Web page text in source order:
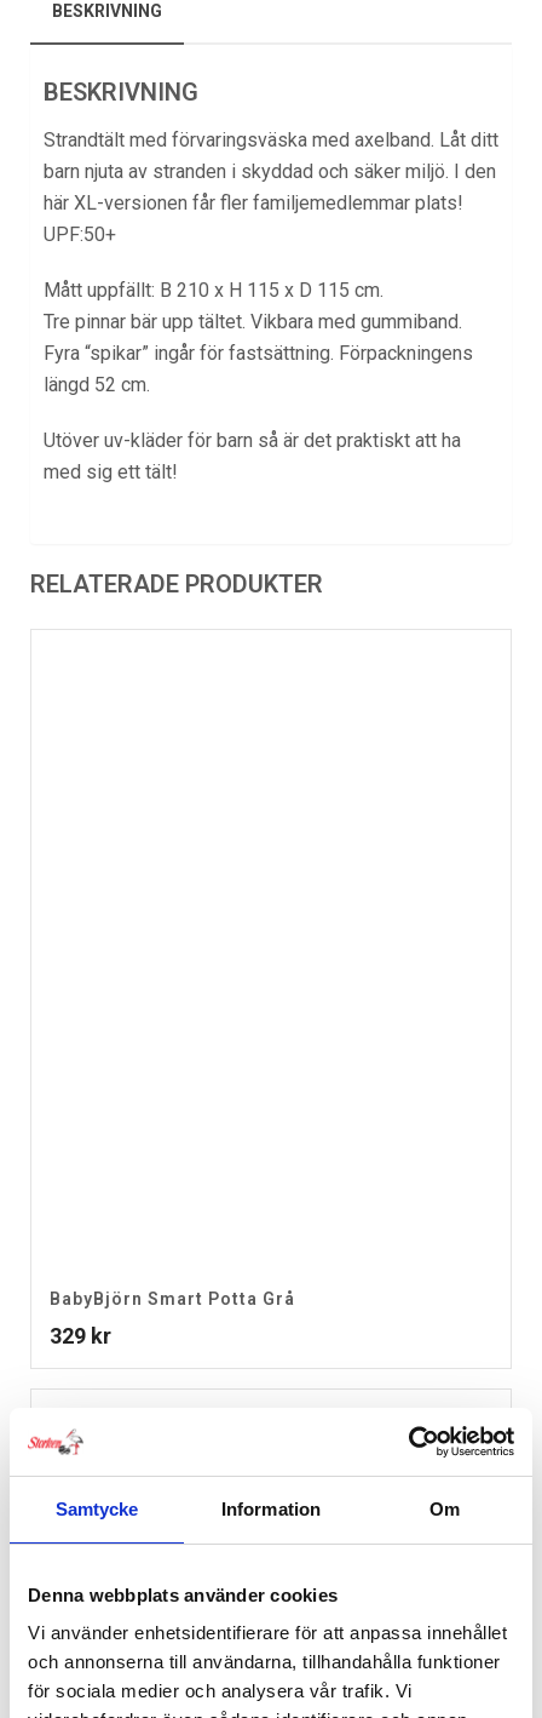
Samtycke Information Om
Denna webbplats använder cookies
Vi använder enhetsidentifierare för att anpassa innehållet
och annonserna till användarna, tillhandahålla funktioner
för sociala medier och analysera vår trafik. Vi
BESKRIVNING
BESKRIVNING
Strandtält med förvaringsväska med axelband. Låt ditt
barn njuta av stranden i skyddad och säker miljö. I den
här XL-versionen får fler familjemedlemmar plats!
UPF:50+
Mått uppfällt: B 210 x H 115 x D 115 cm.
Tre pinnar bär upp tältet. Vikbara med gummiband.
Fyra “spikar” ingår för fastsättning. Förpackningens
längd 52 cm.
Utöver uv-kläder för barn så är det praktiskt att ha
med sig ett tält!
RELATERADE PRODUKTER
BabyBjörn Smart Potta Grå
329 kr